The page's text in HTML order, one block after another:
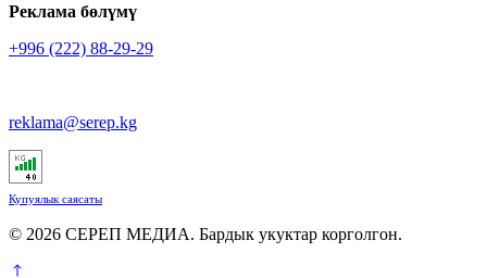
Реклама бөлүмү
+996 (222) 88-29-29
reklama@serep.kg
Купуялык саясаты
© 2026 СЕРЕП МЕДИА. Бардык укуктар корголгон.